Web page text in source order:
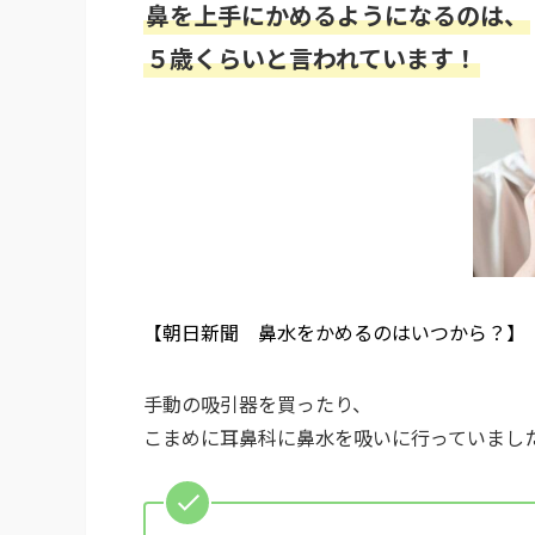
鼻を上手にかめるようになるのは、
５歳くらいと言われています！
【朝日新聞 鼻水をかめるのはいつから？】
手動の吸引器を買ったり、
こまめに耳鼻科に鼻水を吸いに行っていまし